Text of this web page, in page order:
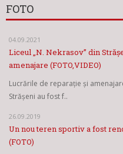
FOTO
04.09.2021
Liceul „N. Nekrasov” din
amenajare (FOTO,VIDEO)
Lucrările de reparație și
Strășeni au fost f..
26.09.2019
Un nou teren sportiv a fost
(FOTO)